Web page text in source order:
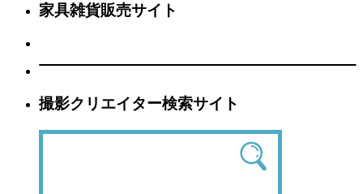
家具雑貨販売サイト
撮影クリエイター検索サイト